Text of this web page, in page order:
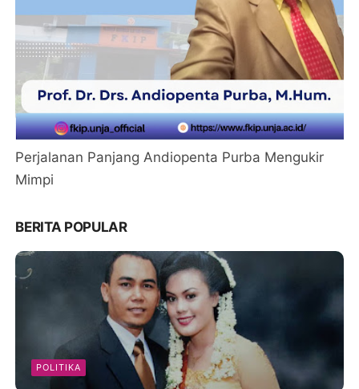
Perjalanan Panjang Andiopenta Purba Mengukir
Mimpi
BERITA POPULAR
POLITIKA